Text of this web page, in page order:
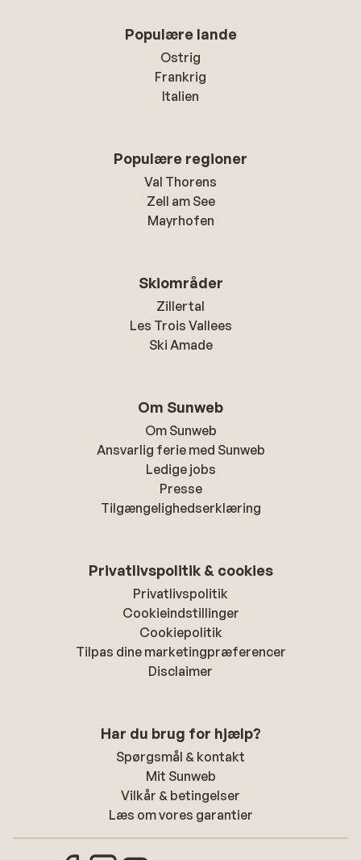
Populære lande
Ostrig
Frankrig
Italien
Populære regioner
Val Thorens
Zell am See
Mayrhofen
Skiområder
Zillertal
Les Trois Vallees
Ski Amade
Om Sunweb
Om Sunweb
Ansvarlig ferie med Sunweb
Ledige jobs
Presse
Tilgængelighedserklæring
Privatlivspolitik & cookies
Privatlivspolitik
Cookieindstillinger
Cookiepolitik
Tilpas dine marketingpræferencer
Disclaimer
Har du brug for hjælp?
Spørgsmål & kontakt
Mit Sunweb
Vilkår & betingelser
Læs om vores garantier